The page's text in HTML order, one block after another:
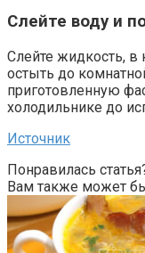
Слейте воду и
Слейте жидкость, в
остыть до
приготовленную
холодильнике до
Источник
Понравилась
Вам также может